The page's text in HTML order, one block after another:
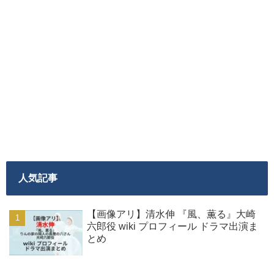
人気記事
【画像アリ】清水伸 『風、薫る』大崎
六郎役 wiki プロフィール ドラマ出演ま
とめ